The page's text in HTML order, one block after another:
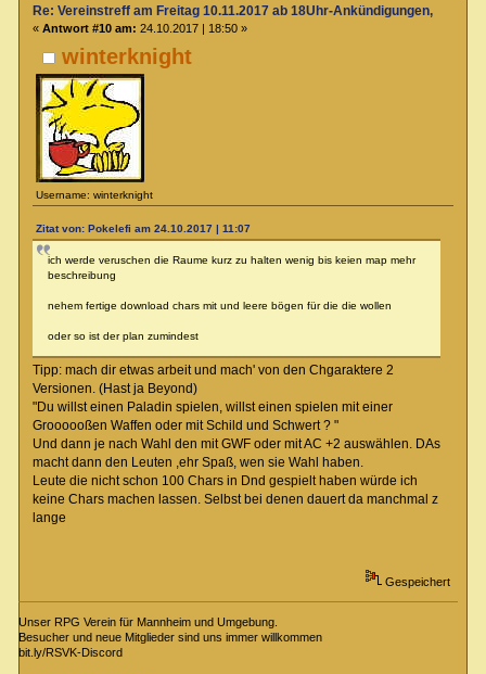
winterknight
Username: winterknight
Re: Vereinstreff am Freitag 10.11.2017 ab 18Uhr-Ankündigungen,
« Antwort #10 am: 24.10.2017 | 18:50 »
Zitat von: Pokelefi am 24.10.2017 | 11:07
ich werde veruschen die Raume kurz zu halten wenig bis keien map mehr
beschreibung
nehem fertige download chars mit und leere bögen für die die wollen
oder so ist der plan zumindest
Tipp: mach dir etwas arbeit und mach' von den Chgaraktere 2
Versionen. (Hast ja Beyond)
"Du willst einen Paladin spielen, willst einen spielen mit einer
Groooooßen Waffen oder mit Schild und Schwert ? "
Und dann je nach Wahl den mit GWF oder mit AC +2 auswählen. DAs
macht dann den Leuten ,ehr Spaß, wen sie Wahl haben.
Leute die nicht schon 100 Chars in Dnd gespielt haben würde ich
keine Chars machen lassen. Selbst bei denen dauert da manchmal z
lange
Gespeichert
Unser RPG Verein für Mannheim und Umgebung.
Besucher und neue Mitglieder sind uns immer willkommen
bit.ly/RSVK-Discord